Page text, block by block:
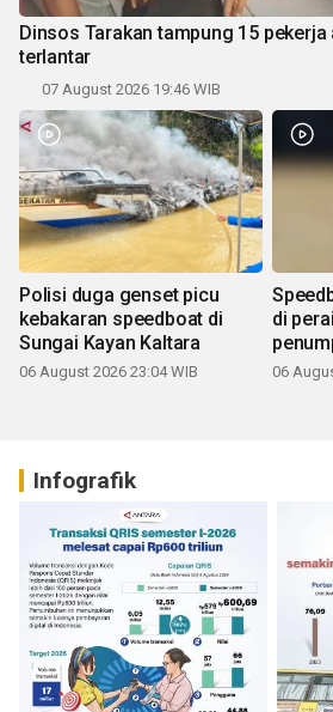
Dinsos Tarakan tampung 15
terlantar
07 August 2026 19:46 WIB
Polisi duga genset picu
kebakaran speedboat di
Sungai Kayan Kaltara
06 August 2026 23:04 WIB
di
06
Infografik